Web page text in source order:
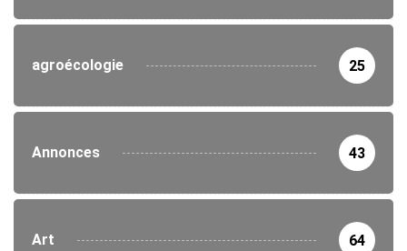
agroécologie 25
Annonces 43
Art 64